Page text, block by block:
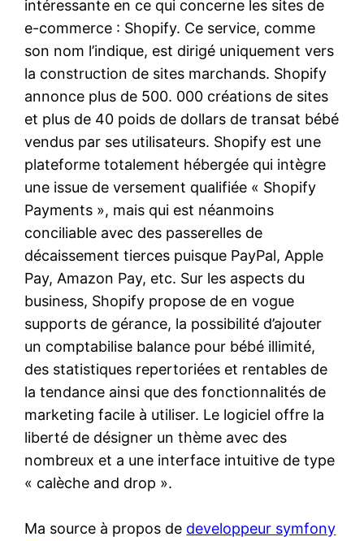
intéressante en ce qui concerne les sites de
e-commerce : Shopify. Ce service, comme
son nom l’indique, est dirigé uniquement vers
la construction de sites marchands. Shopify
annonce plus de 500. 000 créations de sites
et plus de 40 poids de dollars de transat bébé
vendus par ses utilisateurs. Shopify est une
plateforme totalement hébergée qui intègre
une issue de versement qualifiée « Shopify
Payments », mais qui est néanmoins
conciliable avec des passerelles de
décaissement tierces puisque PayPal, Apple
Pay, Amazon Pay, etc. Sur les aspects du
business, Shopify propose de en vogue
supports de gérance, la possibilité d’ajouter
un comptabilise balance pour bébé illimité,
des statistiques repertoriées et rentables de
la tendance ainsi que des fonctionnalités de
marketing facile à utiliser. Le logiciel offre la
liberté de désigner un thème avec des
nombreux et a une interface intuitive de type
« calèche and drop ».
Ma source à propos de developpeur symfony